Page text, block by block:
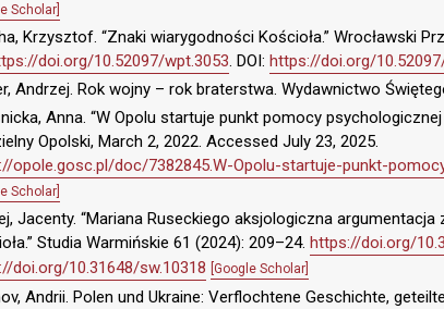
Scholar]
Krzysztof. “Znaki wiarygodności Kościoła.” Wrocławski
doi.org/10.52097/wpt.3053 . DOI: https://doi.org/
Andrzej. Rok wojny – rok braterstwa. Wydawnictwo
Anna. “W Opolu startuje punkt pomocy
Opolski, March 2, 2022. Accessed July 23, 2025.
opole.gosc.pl/doc/7382845.W-Opolu-startuje-punkt-
Scholar]
Jacenty. “Mariana Ruseckiego aksjologiczna
Studia Warmińskie 61 (2024): 209–24. https://doi.org/
doi.org/10.31648/sw.10318 [Google Scholar]
Andrii. Polen und Ukraine: Verflochtene Geschichte,